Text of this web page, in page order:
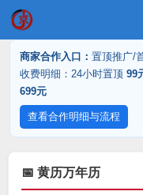
商家合作入口： 置顶推广/
收费明细：24小时置顶 99
699元
查看合作明细与流程
📅 黄历万年历